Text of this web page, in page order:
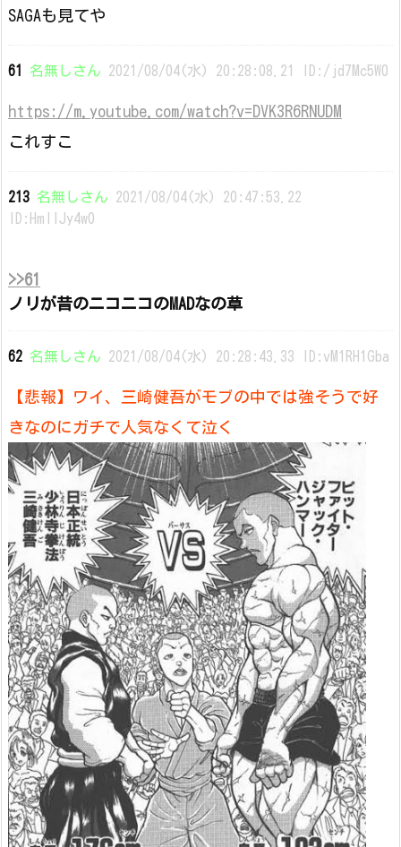
SAGAも見てや
61 名無しさん 2021/08/04(水) 20:28:08.21 ID:/jd7Mc5W0
https://m.youtube.com/watch?v=DVK3R6RNUDM
これすこ
213 名無しさん 2021/08/04(水) 20:47:53.22
ID:HmllJy4w0
>>61
ノリが昔のニコニコのMADなの草
62 名無しさん 2021/08/04(水) 20:28:43.33 ID:vM1RH1Gba
【悲報】ワイ、三崎健吾がモブの中では強そうで好
きなのにガチで人気なくて泣く